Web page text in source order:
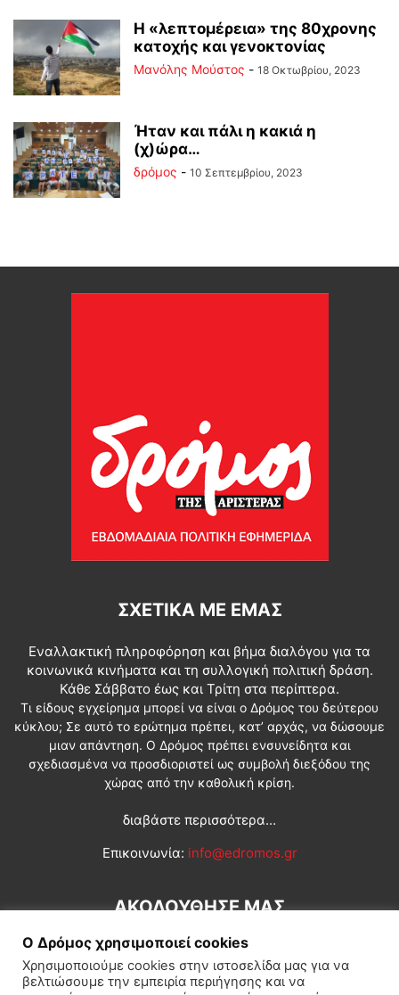
Η «λεπτομέρεια» της 80χρονης
κατοχής και γενοκτονίας
Μανόλης Μούστος - 18 Οκτωβρίου, 2023
Ήταν και πάλι η κακιά η
(χ)ώρα…
δρόμος - 10 Σεπτεμβρίου, 2023
ΣΧΕΤΙΚΆ ΜΕ ΕΜΆΣ
Εναλλακτική πληροφόρηση και βήμα διαλόγου για τα
κοινωνικά κινήματα και τη συλλογική πολιτική δράση.
Κάθε Σάββατο έως και Τρίτη στα περίπτερα.
Τι είδους εγχείρημα μπορεί να είναι ο Δρόμος του δεύτερου
κύκλου; Σε αυτό το ερώτημα πρέπει, κατ’ αρχάς, να δώσουμε
μιαν απάντηση. Ο Δρόμος πρέπει ενσυνείδητα και
σχεδιασμένα να προσδιοριστεί ως συμβολή διεξόδου της
χώρας από την καθολική κρίση.
διαβάστε περισσότερα...
Επικοινωνία: info@edromos.gr
ΑΚΟΛΟΥΘΗΣΕ ΜΑΣ
Ο Δρόμος χρησιμοποιεί cookies
Χρησιμοποιούμε cookies στην ιστοσελίδα μας για να
βελτιώσουμε την εμπειρία περιήγησης και να